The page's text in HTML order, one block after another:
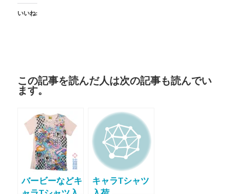
いいね:
この記事を読んだ人は次の記事も読んでい
ます。
バービーなどキ
キャラTシャツ